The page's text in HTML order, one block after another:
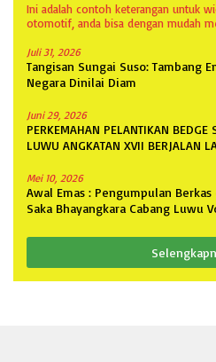
Ini adalah contoh keterangan untuk
otomotif, anda bisa dengan mudah
Juli 31, 2026
Tangisan Sungai Suso: Tambang
Negara Dinilai Diam
Juni 29, 2026
PERKEMAHAN PELANTIKAN BEDGE
LUWU ANGKATAN XVII BERJALAN
Mei 10, 2026
Awal Emas : Pengumpulan
Saka Bhayangkara Cabang Luwu